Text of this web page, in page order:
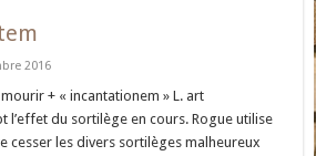
2016
+ « incantationem » L. art
l’effet du sortilège en cours. Rogue utilise
cesser les divers sortilèges malheureux